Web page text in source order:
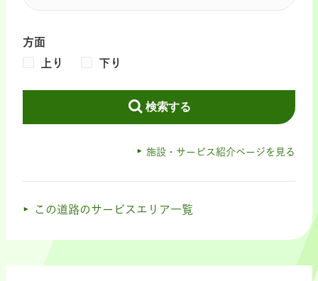
方面
上り
下り
検索する
施設・サービス紹介ページを見る
この道路のサービスエリア一覧